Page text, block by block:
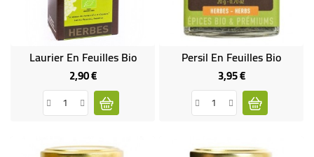
Laurier En Feuilles Bio
2,90 €Prix
Persil En Feuilles Bio
3,95 €Prix